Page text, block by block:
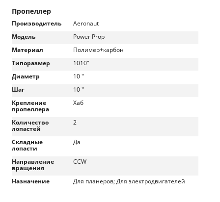
Пропеллер
Производитель
Aeronaut
Модель
Power Prop
Материал
Полимер+карбон
Типоразмер
1010"
Диаметр
10 "
Шаг
10 "
Крепление
пропеллера
Хаб
Количество
лопастей
2
Складные
лопасти
Да
Направление
вращения
CCW
Назначение Для планеров; Для электродвигателей